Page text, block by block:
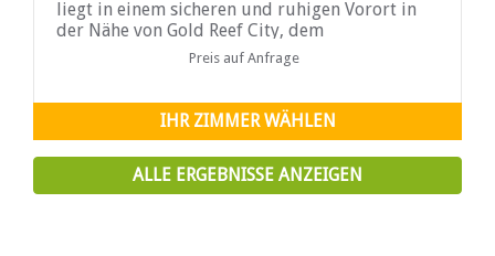
liegt in einem sicheren und ruhigen Vorort in
der Nähe von Gold Reef City, dem
Geschäftsviertel, Krankenhäusern, dem Nasrec
Convention Center und der Rietvlei Zoo Farm.
Preis auf Anfrage
IHR ZIMMER WÄHLEN
ALLE ERGEBNISSE ANZEIGEN